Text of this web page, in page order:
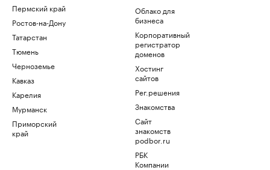
Пермский край
Ростов-на-Дону
Татарстан
Тюмень
Черноземье
Кавказ
Карелия
Мурманск
Приморский
край
Облако для
бизнеса
Корпоративный
регистратор
доменов
Хостинг
сайтов
Рег.решения
Знакомства
Сайт
знакомств
podbor.ru
РБК
Компании